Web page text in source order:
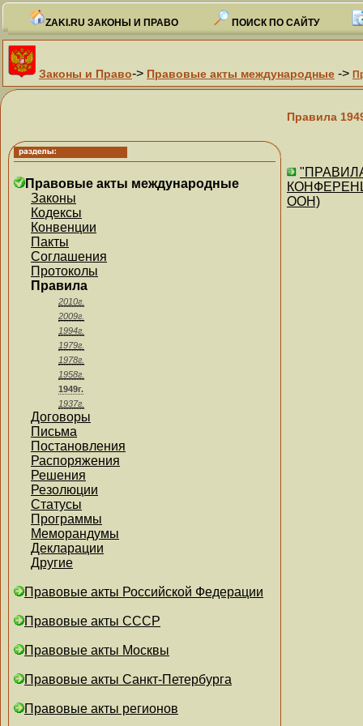
ZAKI.RU ЗАКОНЫ И ПРАВО ПОИСК ПО САЙТУ
Законы и Право-> Правовые акты международные ->
Правовые акты международные
Законы
Кодексы
Конвенции
Пакты
Соглашения
Протоколы
Правила
2010г.
2009г.
1994г.
1979г.
1978г.
1958г.
1949г.
1937г.
Договоры
Письма
Постановления
Распоряжения
Решения
Резолюции
Статусы
Программы
Меморандумы
Декларации
Другие
Правовые акты Российской Федерации
Правовые акты СССР
Правовые акты Москвы
Правовые акты Санкт-Петербурга
Правовые акты регионов
Правила
ООН)